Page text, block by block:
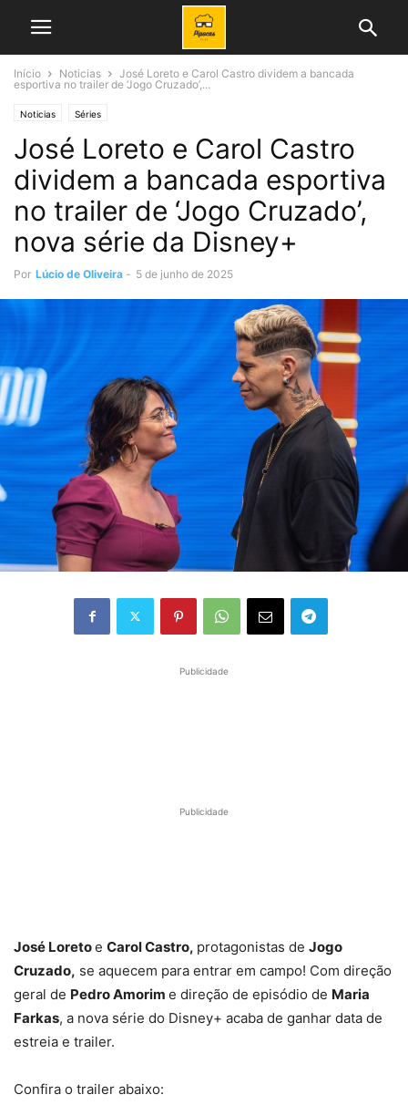
Início Noticias
José Loreto e Carol Castro dividem a bancada
esportiva no trailer de ‘Jogo Cruzado’,...
Noticias Séries
José Loreto e Carol Castro
dividem a bancada esportiva
no trailer de ‘Jogo Cruzado’,
nova série da Disney+
Por Lúcio de Oliveira - 5 de junho de 2025
Publicidade
Publicidade
José Loretoe Carol Castro, protagonistas de Jogo
Cruzado, se aquecem para entrar em campo! Com direção
geral de Pedro Amorim e direção de episódio de Maria
Farkas, a nova série do Disney+ acaba de ganhar data de
estreia e trailer.
Confira o trailer abaixo: